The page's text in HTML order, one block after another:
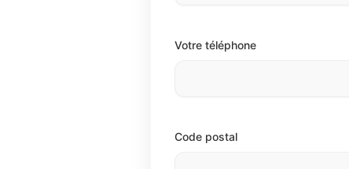
Votre téléphone
Code postal